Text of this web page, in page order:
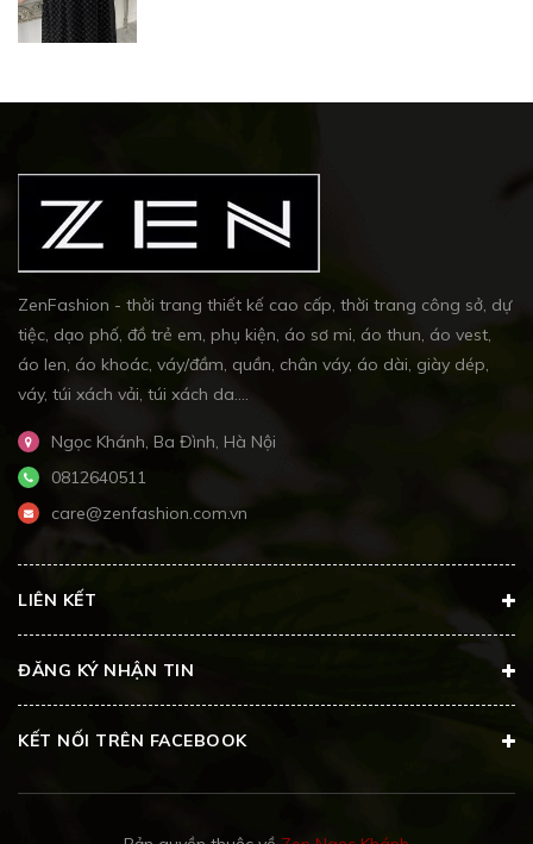
ZenFashion - thời trang thiết kế cao cấp, thời trang công sở, dự
tiệc, dạo phố, đồ trẻ em, phụ kiện, áo sơ mi, áo thun, áo vest,
áo len, áo khoác, váy/đầm, quần, chân váy, áo dài, giày dép,
váy, túi xách vải, túi xách da....
Ngọc Khánh, Ba Đình, Hà Nội
0812640511
care@zenfashion.com.vn
LIÊN KẾT
ĐĂNG KÝ NHẬN TIN
KẾT NỐI TRÊN FACEBOOK